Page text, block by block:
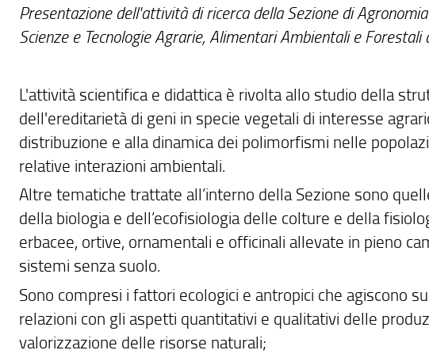
Presentazione dell'attività di ricerca della Sezione di
Scienze e Tecnologie Agrarie, Alimentari Ambientali e
L'attività scientifica e didattica è rivolta allo studio della
dell'ereditarietà di geni in specie vegetali di interesse
distribuzione e alla dinamica dei polimorfismi nelle
relative interazioni ambientali.
Altre tematiche trattate all’interno della Sezione sono
della biologia e dell’ecofisiologia delle colture e della
erbacee, ortive, ornamentali e officinali allevate in pieno
sistemi senza suolo.
Sono compresi i fattori ecologici e antropici che agiscono
relazioni con gli aspetti quantitativi e qualitativi delle
valorizzazione delle risorse naturali;